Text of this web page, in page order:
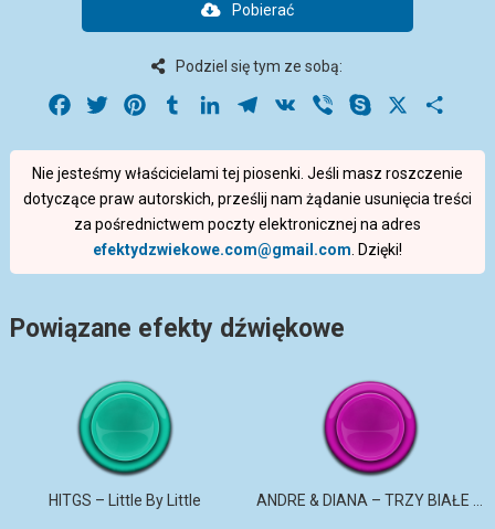
Pobierać
Podziel się tym ze sobą:
Facebook
Twitter PinterestTumblrLinkedInTelegram
VK Viber Skype
Nie jesteśmy właścicielami tej piosenki. Jeśli masz roszczenie
dotyczące praw autorskich, prześlij nam żądanie usunięcia treści
za pośrednictwem poczty elektronicznej na adres
efektydzwiekowe.com@gmail.com . Dzięki!
Powiązane efekty dźwiękowe
HITGS – Little By Little